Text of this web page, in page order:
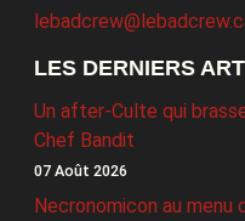
LES DERNIERS
Un after-Culte qui
Chef Bandit
07 Août 2026
Necronomicon au menu